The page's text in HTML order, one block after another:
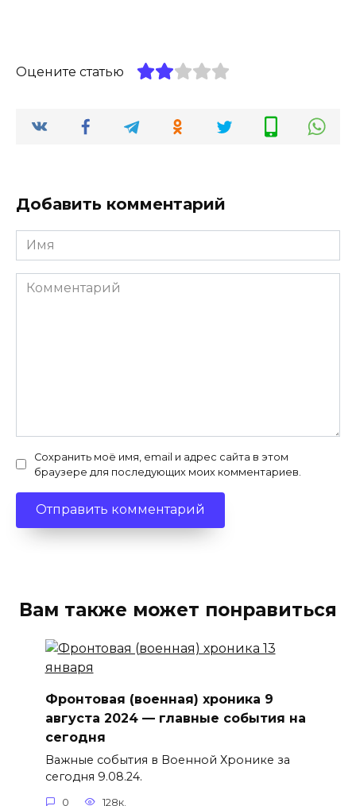
Оцените статью
Добавить комментарий
Имя
*
Комментарий
Сохранить моё имя, email и адрес сайта в этом
браузере для последующих моих комментариев.
Вам также может понравиться
Фронтовая (военная) хроника 9
августа 2024 — главные события на
сегодня
Важные события в Военной Хронике за
сегодня 9.08.24.
0 128к.